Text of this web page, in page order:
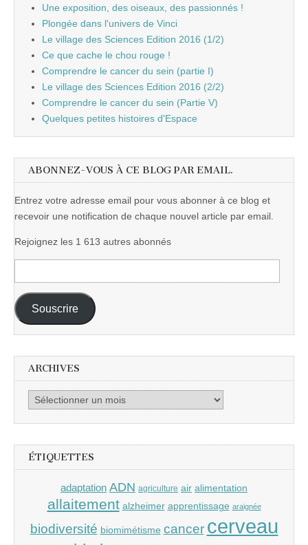
Une exposition, des oiseaux, des passionnés !
Plongée dans l'univers de Vinci
Le village des Sciences Edition 2016 (1/2)
Ce que cache le chou rouge !
Comprendre le cancer du sein (partie I)
Le village des Sciences Edition 2016 (2/2)
Comprendre le cancer du sein (Partie V)
Quelques petites histoires d'Espace
ABONNEZ-VOUS À CE BLOG PAR EMAIL.
Entrez votre adresse email pour vous abonner à ce blog et
recevoir une notification de chaque nouvel article par email.
Rejoignez les 1 613 autres abonnés
e-
mail :
Souscrire
ARCHIVES
Archives
ÉTIQUETTES
adaptation ADN agriculture air alimentation
allaitement alzheimer apprentissage araignée
biodiversité biomimétisme cancer cerveau